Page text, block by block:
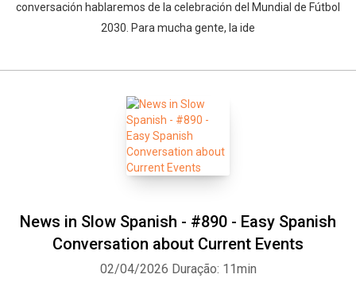
conversación hablaremos de la celebración del Mundial de Fútbol
2030. Para mucha gente, la ide
News in Slow Spanish - #890 - Easy Spanish
Conversation about Current Events
02/04/2026 Duração: 11min